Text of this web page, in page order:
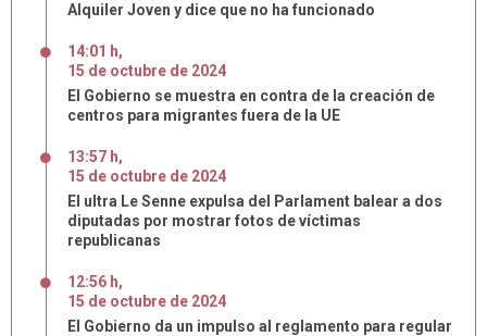
Alquiler Joven y dice que no ha funcionado
14:01 h,
15 de octubre de 2024
El Gobierno se muestra en contra de la creación de
centros para migrantes fuera de la UE
13:57 h,
15 de octubre de 2024
El ultra Le Senne expulsa del Parlament balear a dos
diputadas por mostrar fotos de víctimas
republicanas
12:56 h,
15 de octubre de 2024
El Gobierno da un impulso al reglamento para regular